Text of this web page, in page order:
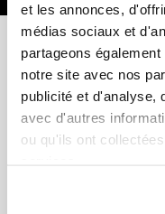
et les annonces,
médias sociaux et
partageons
notre site avec nos
publicité et d'analyse,
avec d'autres
ou qu'ils ont